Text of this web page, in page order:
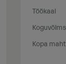
Töökaal
Kopa maht